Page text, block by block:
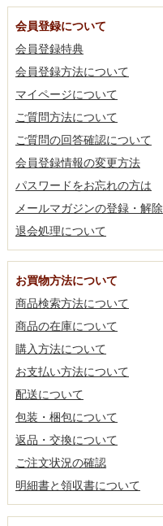
会員登録について
会員登録特典
会員登録方法について
マイページについて
ご質問方法について
ご質問の回答確認について
会員登録情報の変更方法
パスワードをお忘れの方は
メールマガジンの登録・解除
退会処理について
お買物方法について
商品検索方法について
商品の在庫について
購入方法について
お支払い方法について
配送について
包装・梱包について
返品・交換について
ご注文状況の確認
明細書と領収書について